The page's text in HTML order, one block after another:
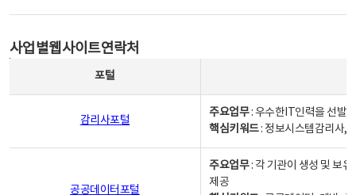
사업별웹사이트연락처
포털
감리사포털
주요업무: 우수한IT인력을 선발
핵심키워드: 정보시스템감리사,
공공데이터포털
주요업무: 각 기관이 생성 및 보
제공